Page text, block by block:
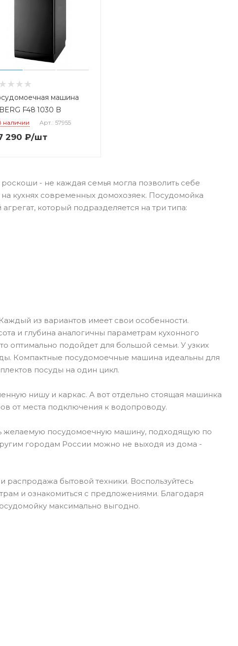
машина
F48 1030 B
наличии Арт.: 57955
290 ₽/шт
- не каждая семья могла позволить себе
на кухнях современных домохозяек. Посудомойка
который подразделяется на три типа:
из вариантов имеет свои особенности.
и глубина аналогичны параметрам кухонного
оптимально подойдет для большой семьи. У узких
Компактные посудомоечные машина идеальны для
посуды на один цикл.
нишу и каркас. А вот отдельно стоящая машинка
от места подключения к водопроводу.
желаемую посудомоечную машину, подходящую по
городам России можно не выходя из дома -
распродажа бытовой техники. Воспользуйтесь
и ознакомиться с предложениями. Благодаря
максимально выгодно.